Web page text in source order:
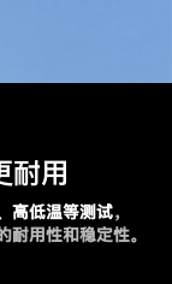
耐用
高低温等测试，
用性和稳定性。